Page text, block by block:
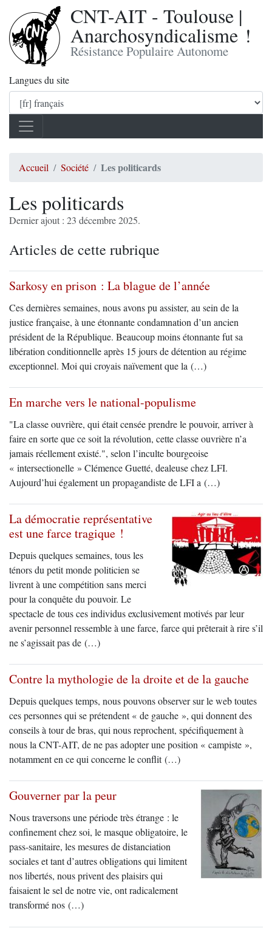
CNT-AIT - Toulouse |
Anarchosyndicalisme !
Résistance Populaire Autonome
Langues du site
Accueil Société Les politicards
Les politicards
Dernier ajout : 23 décembre 2025.
Articles de cette rubrique
Sarkosy en prison : La blague de l’année
Ces dernières semaines, nous avons pu assister, au sein de la
justice française, à une étonnante condamnation d’un ancien
président de la République. Beaucoup moins étonnante fut sa
libération conditionnelle après 15 jours de détention au régime
exceptionnel. Moi qui croyais naïvement que la (…)
En marche vers le national-populisme
"La classe ouvrière, qui était censée prendre le pouvoir, arriver à
faire en sorte que ce soit la révolution, cette classe ouvrière n’a
jamais réellement existé.", selon l’inculte bourgeoise
« intersectionelle » Clémence Guetté, dealeuse chez LFI.
Aujourd’hui également un propagandiste de LFI a (…)
La démocratie représentative
est une farce tragique !
Depuis quelques semaines, tous les
ténors du petit monde politicien se
livrent à une compétition sans merci
pour la conquête du pouvoir. Le
spectacle de tous ces individus exclusivement motivés par leur
avenir personnel ressemble à une farce, farce qui prêterait à rire s’il
ne s’agissait pas de (…)
Contre la mythologie de la droite et de la gauche
Depuis quelques temps, nous pouvons observer sur le web toutes
ces personnes qui se prétendent « de gauche », qui donnent des
conseils à tour de bras, qui nous reprochent, spécifiquement à
nous la CNT-AIT, de ne pas adopter une position « campiste »,
notamment en ce qui concerne le conflit (…)
Gouverner par la peur
Nous traversons une période très étrange : le
confinement chez soi, le masque obligatoire, le
pass-sanitaire, les mesures de distanciation
sociales et tant d’autres obligations qui limitent
nos libertés, nous privent des plaisirs qui
faisaient le sel de notre vie, ont radicalement
transformé nos (…)